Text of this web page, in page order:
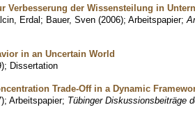
Verbesserung der Wissensteilung in
Erdal; Bauer, Sven (2006); Arbeitspapier;
in an Uncertain World
); Dissertation
Trade-Off in a Dynamic
); Arbeitspapier; Tübinger Diskussionsbeiträge